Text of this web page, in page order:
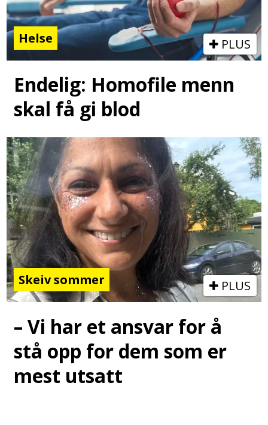
Helse PLUS
Endelig: Homofile menn
skal få gi blod
Skeiv sommer PLUS
– Vi har et ansvar for å
stå opp for dem som er
mest utsatt